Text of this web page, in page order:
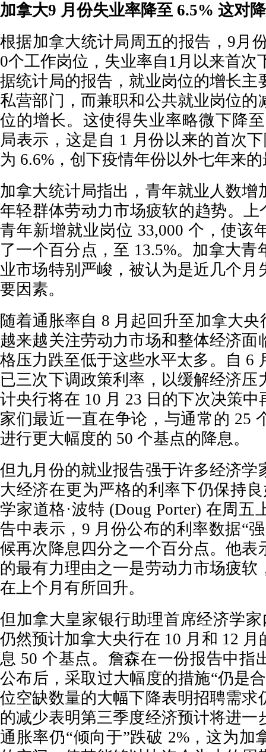
加拿大9 月份失业率降至 6.5% 这对
根据加拿大统计局周五的报告，9月
0个工作岗位，失业率自1月以来首次
据统计局的报告，就业岗位的增长主
私营部门，而兼职和公共就业岗位的
位的增长。这使得失业率略微下降
局表示，这是自 1 月份以来的首次
为 6.6%，创下疫情年份以外七年来
加拿大统计局指出，青年就业人数增
年轻群体劳动力市场疲软的趋势。上
青年新增就业岗位 33,000 个，使该
了一个百分点，至 13.5%。加拿大青
业市场特别严峻，被认为是近几个月
要因素。
随着通胀率自 8 月起回升至加拿大央
越来越关注劳动力市场和整体经济面
格压力跌至低于这些水平太多。自 6
已三次下调政策利率，以缓解经济压
计央行将在 10 月 23 日的下次决策
家们最近一直在争论，与通常的 25
进行更大幅度的 50 个基点的降息。
但九月份的就业报告强于许多经济学
大经济在更为严格的利率下仍保持
学家道格·波特 (Doug Porter) 在周五
告中表示，9 月份公布的利率数据“
候再次降息四分之一个百分点。他表
的最有力理由之一是劳动力市场疲软
在上个月有所回升。
但加拿大皇家银行助理首席经济学
仍然预计加拿大央行在 10 月和 12
息 50 个基点。詹森在一份报告中指
公布后，采取过大幅度的措施“仍是
位空缺数量的大幅下降表明招聘需求
的减少表明第三季度经济预计将进一
通胀率仍“倾向于”跌破 2%，这为加